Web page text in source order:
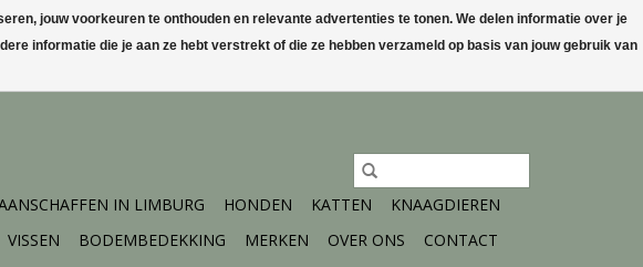
Mijn account / Registreren
IN LIMBURG HONDEN KATTEN
KNAAGDIEREN
VISSEN BODEMBEDEKKING MERKEN OVER ONS
CONTACT
jouw voorkeuren te onthouden en relevante advertenties te tonen. We delen informatie over je
informatie die je aan ze hebt verstrekt of die ze hebben verzameld op basis van jouw gebruik van